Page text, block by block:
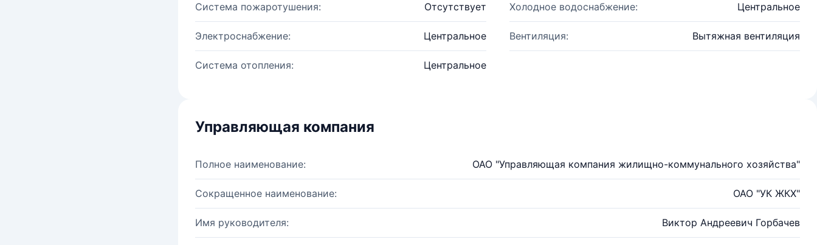
Система пожаротушения: Отсутствует Холодное водоснабжение: Центральное
Электроснабжение: Центральное Вентиляция: Вытяжная вентиляция
Система отопления: Центральное
Управляющая компания
Полное наименование: ОАО "Управляющая компания жилищно-коммунального хозяйства"
Сокращенное наименование: ОАО "УК ЖКХ"
Имя руководителя: Виктор Андреевич Горбачев